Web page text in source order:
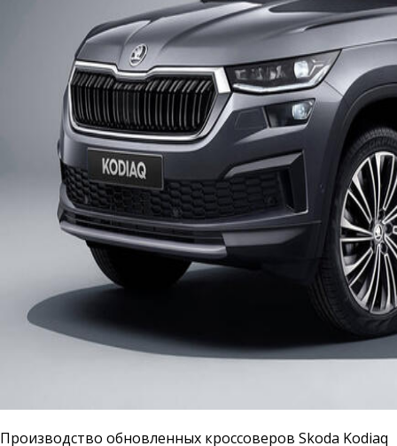
Производство обновленных кроссоверов Skoda Kodiaq